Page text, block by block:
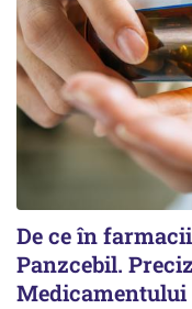
De ce în
Panzcebil.
Medicamentului